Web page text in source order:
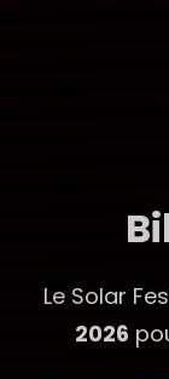
Le Solar
2026